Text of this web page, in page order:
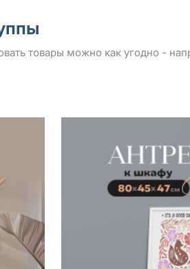
товары можно как угодно -